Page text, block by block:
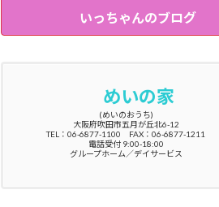
いっちゃんのブログ
めいの家
(めいのおうち)
大阪府吹田市五月が丘北6-12
TEL：06-6877-1100 FAX：06-6877-1211
電話受付 9:00-18:00
グループホーム／デイサービス